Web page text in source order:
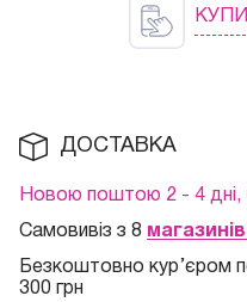
ДОСТАВКА
Новою поштою 2 - 4 дні,
Самовивіз з 8
Безкоштовно кур’єром
300 грн